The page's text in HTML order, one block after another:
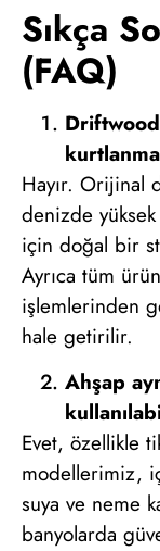
Sıkça
(FAQ)
Hayır. Orijinal
denizde
için doğal bir
Ayrıca tüm
işlemlerinden
hale getirilir.
Ahşap
Evet, özellikle
modellerimiz,
suya ve neme
banyolarda